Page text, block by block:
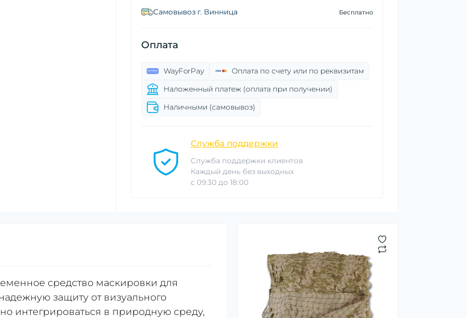
Самовывоз г. Винница Бесплатно
Оплата
WayForPay
Оплата по счету или по реквизитам
Наложенный платеж (оплата при получении)
Наличными (самовывоз)
Служба поддержки
Служба поддержки клиентов
Каждый день без выходных
с 09:30 до 18:00
средство маскировки для
защиту от визуального
интегрироваться в природную среду,